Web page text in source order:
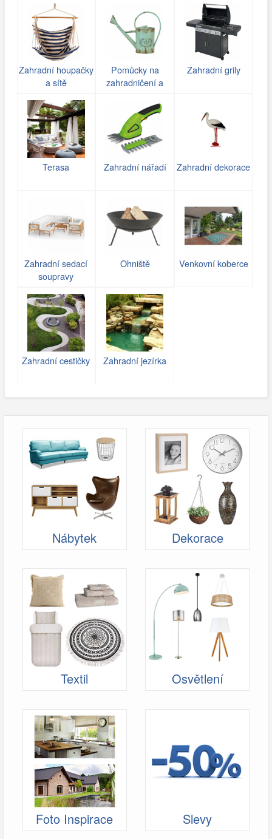
Zahradní houpačky
a sítě
Pomůcky na
zahradničení a
Zahradní grily
Terasa Zahradní nářadí Zahradní dekorace
Zahradní sedací
soupravy
Ohniště Venkovní koberce
Zahradní cestičky Zahradní jezírka
Nábytek Dekorace
Textil Osvětlení
Foto Inspirace Slevy